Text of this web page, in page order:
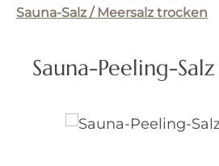
Sauna-Salz / Meersalz trocken
Sauna-Peeling-
Bildergalerie überspringen